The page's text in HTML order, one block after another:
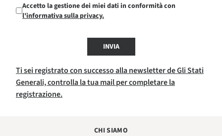
Accetto la gestione dei miei dati in conformità con
l'informativa sulla privacy.
INVIA
Ti sei registrato con successo alla newsletter de Gli Stati
Generali, controlla la tua mail per completare la
registrazione.
CHI SIAMO